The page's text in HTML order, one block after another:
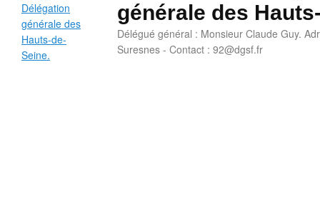
générale des
Délégué général : Monsieur Claude Guy.
Suresnes - Contact : 92@dgsf.fr